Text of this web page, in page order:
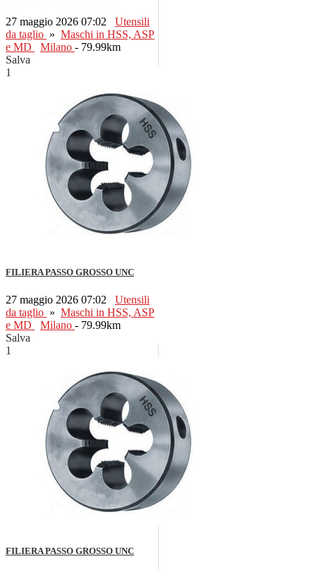
27 maggio 2026 07:02
Utensili
da taglio » Maschi in HSS, ASP
e MD
Milano - 79.99km
Salva
1
FILIERA PASSO GROSSO UNC
27 maggio 2026 07:02
Utensili
da taglio » Maschi in HSS, ASP
e MD
Milano - 79.99km
Salva
1
FILIERA PASSO GROSSO UNC